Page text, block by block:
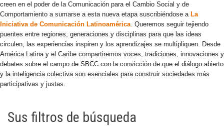
creen en el poder de la Comunicación para el Cambio Social y de
Comportamiento a sumarse a esta nueva etapa suscribiéndose a La
Iniciativa de Comunicación Latinoamérica. Queremos seguir tejiendo
puentes entre regiones, generaciones y disciplinas para que las ideas
circulen, las experiencias inspiren y los aprendizajes se multipliquen. Desde
América Latina y el Caribe compartiremos voces, tradiciones, innovaciones y
debates sobre el campo de SBCC con la convicción de que el diálogo abierto
y la inteligencia colectiva son esenciales para construir sociedades más
participativas y justas.
Sus filtros de búsqueda